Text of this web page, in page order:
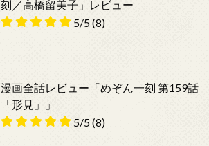
刻／高橋留美子」レビュー
5/5(8)
漫画全話レビュー「めぞん一刻 第159話
「形見」」
5/5(8)